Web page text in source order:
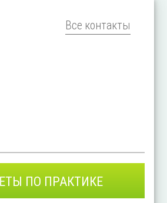
Все контакты
ПО ПРАКТИКЕ